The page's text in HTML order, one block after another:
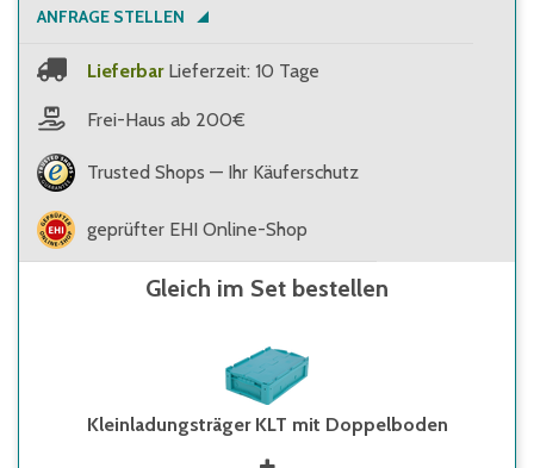
ANFRAGE STELLEN
Lieferbar Lieferzeit: 10 Tage
Frei-Haus ab 200€
Trusted Shops — Ihr Käuferschutz
geprüfter EHI Online-Shop
Gleich im Set bestellen
Kleinladungsträger KLT mit Doppelboden